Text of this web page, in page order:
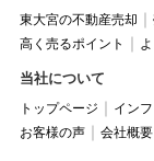
東大宮の不動産売却
高く売るポイント
当社について
トップページ イン
お客様の声
会社概要